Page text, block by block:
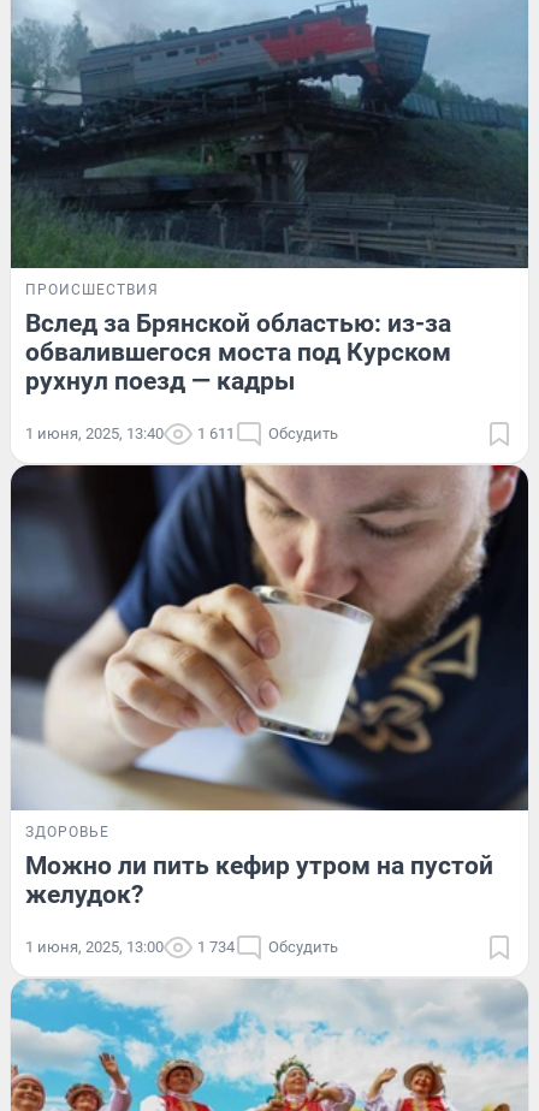
ПРОИСШЕСТВИЯ
Вслед за Брянской областью: из-за
обвалившегося моста под Курском
рухнул поезд — кадры
1 июня, 2025, 13:40 1 611 Обсудить
ЗДОРОВЬЕ
Можно ли пить кефир утром на пустой
желудок?
1 июня, 2025, 13:00 1 734 Обсудить